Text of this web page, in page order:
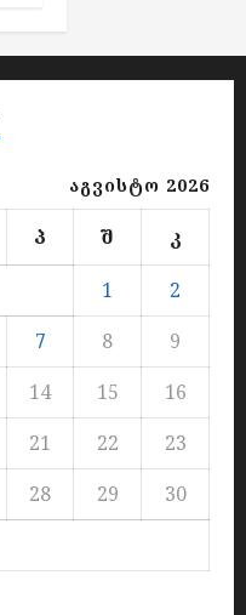
აგვისტო 2026
პ შ
კ
1
2
7 8
9
14 15
16
21 22
23
28 29
30